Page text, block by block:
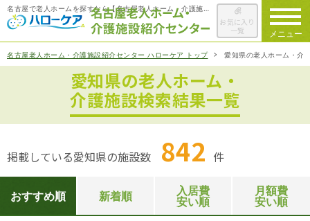
メニュー
お気に入り
一覧
ハローケアについて
老人ホームを検索する
施設選びのポイント
ご入居までの流れ
名古屋老人ホーム・介護施設紹介センター ハローケア トップ 愛知県の老人ホーム・介
愛知県の老人ホーム・
介護施設検索結果一覧
掲載している愛知県の施設数 842 件
おすすめ順 新着順
入居費
安い順
月額費
安い順